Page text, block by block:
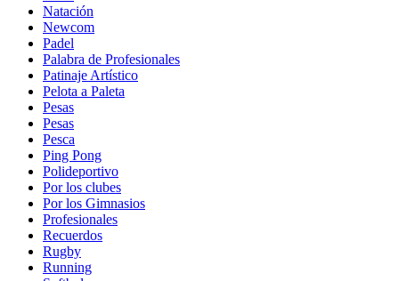
Natación
Newcom
Padel
Palabra de Profesionales
Patinaje Artístico
Pelota a Paleta
Pesas
Pesas
Pesca
Ping Pong
Polideportivo
Por los clubes
Por los Gimnasios
Profesionales
Recuerdos
Rugby
Running